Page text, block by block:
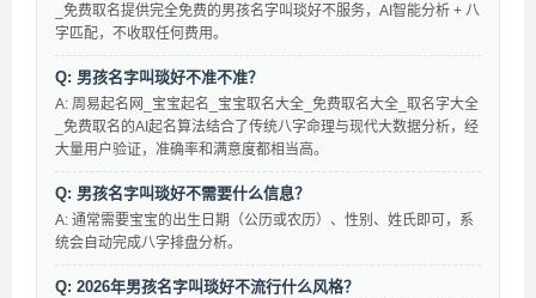
_免费取名提供完全免费的男孩名字叫琰好不服务，AI智能分析 + 八
字匹配，不收取任何费用。
Q: 男孩名字叫琰好不准不准？
A: 周易起名网_宝宝起名_宝宝取名大全_免费取名大全_取名字大全
_免费取名的AI起名算法结合了传统八字命理与现代大数据分析，经
大量用户验证，准确率和满意度都相当高。
Q: 男孩名字叫琰好不需要什么信息？
A: 通常需要宝宝的出生日期（公历或农历）、性别、姓氏即可，系
统会自动完成八字排盘分析。
Q: 2026年男孩名字叫琰好不流行什么风格？